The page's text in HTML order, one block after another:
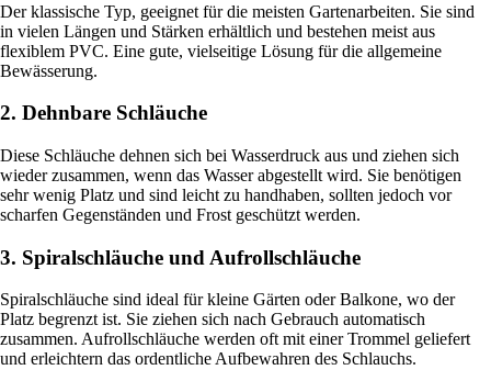
Der klassische Typ, geeignet für die meisten Gartenarbeiten. Sie sind
in vielen Längen und Stärken erhältlich und bestehen meist aus
flexiblem PVC. Eine gute, vielseitige Lösung für die allgemeine
Bewässerung.
2. Dehnbare Schläuche
Diese Schläuche dehnen sich bei Wasserdruck aus und ziehen sich
wieder zusammen, wenn das Wasser abgestellt wird. Sie benötigen
sehr wenig Platz und sind leicht zu handhaben, sollten jedoch vor
scharfen Gegenständen und Frost geschützt werden.
3. Spiralschläuche und Aufrollschläuche
Spiralschläuche sind ideal für kleine Gärten oder Balkone, wo der
Platz begrenzt ist. Sie ziehen sich nach Gebrauch automatisch
zusammen. Aufrollschläuche werden oft mit einer Trommel geliefert
und erleichtern das ordentliche Aufbewahren des Schlauchs.